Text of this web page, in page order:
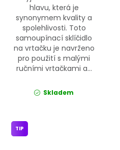
hlavu, která je
synonymem kvality a
spolehlivosti. Toto
samoupínací sklíčidlo
na vrtačku je navrženo
pro použití s malými
ručními vrtačkami a...
Skladem
TIP